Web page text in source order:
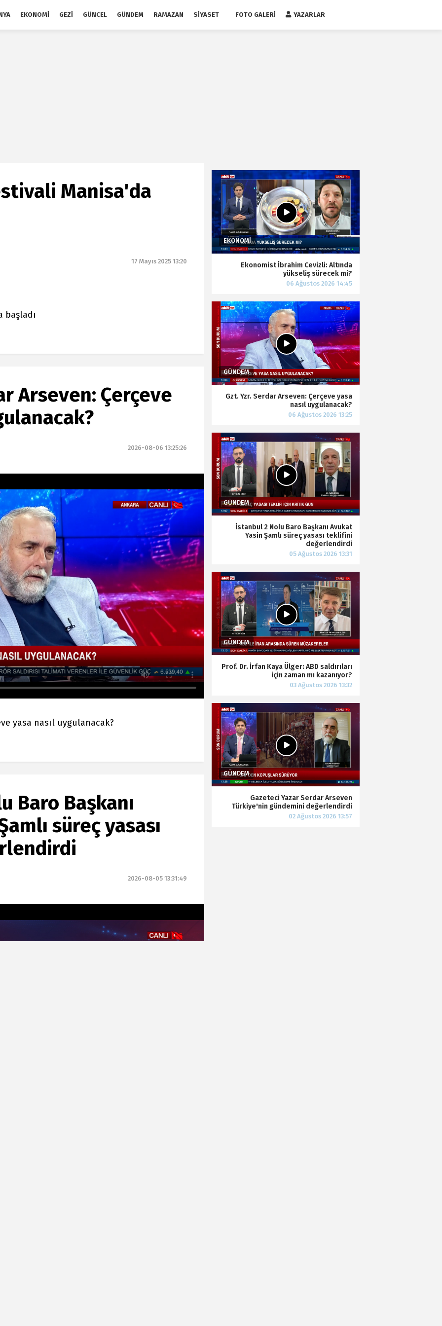
EKONOMI GEZI GÜNCEL GÜNDEM RAMAZAN SIYASET FOTO GALERI YAZARLAR
Manisa'da
17 Mayıs 2025 13:20
başladı
Arseven: Çerçeve
2026-08-06 13:25:26
yasa nasıl uygulanacak?
Baro Başkanı
süreç yasası
2026-08-05 13:31:49
Ekonomist İbrahim Cevizli: Altında
yükseliş sürecek mi?
Gzt. Yzr. Serdar Arseven: Çerçeve yasa
nasıl uygulanacak?
İstanbul 2 Nolu Baro Başkanı Avukat
Yasin Şamlı süreç yasası teklifini
değerlendirdi
Prof. Dr. İrfan Kaya Ülger: ABD saldırıları
için zaman mı kazanıyor?
Gazeteci Yazar Serdar Arseven
Türkiye'nin gündemini değerlendirdi